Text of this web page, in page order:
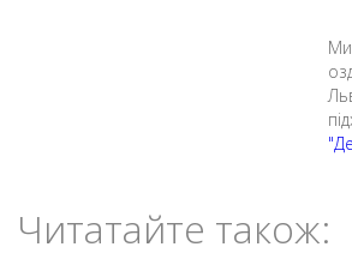
Читатайте також: